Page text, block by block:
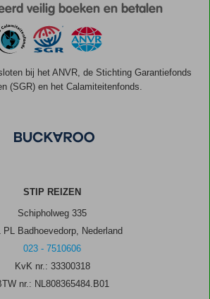
veilig boeken en betalen
bij het ANVR, de Stichting Garantiefonds
(SGR) en het Calamiteitenfonds.
STIP REIZEN
Schipholweg 335
PL Badhoevedorp, Nederland
023 - 7510606
KvK nr.: 33300318
nr.: NL808365484.B01